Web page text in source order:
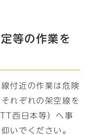
等の作業を
付近の作業は危険
れぞれの架空線を
西日本等）へ事
いでください。